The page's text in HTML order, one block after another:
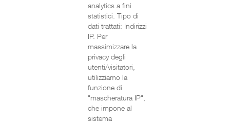
analytics a fini
statistici. Tipo di
dati trattati: Indirizzi
IP. Per
massimizzare la
privacy degli
utenti/visitatori,
utilizziamo la
funzione di
"mascheratura IP",
che impone al
sistema